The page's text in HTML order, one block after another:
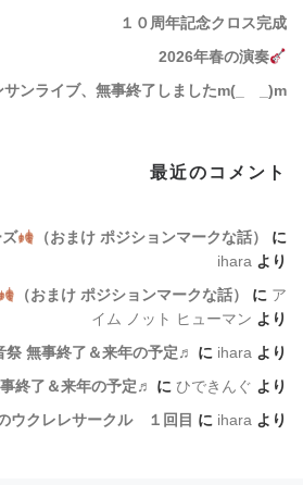
１０周年記念クロス完成
2026年春の演奏
サンライブ、無事終了しましたm(_ _)m
最近のコメント
（おまけ ポジションマークな話）
に
ihara より
（おまけ ポジションマークな話） に ア
イム ノット ヒューマン より
祭 無事終了＆来年の予定♬
に ihara より
終了＆来年の予定♬
に ひできんぐ より
ウクレレサークル １回目 に ihara より